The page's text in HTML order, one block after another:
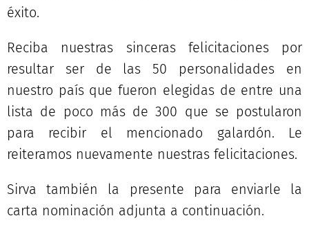
éxito.
Reciba nuestras sinceras felicitaciones por
resultar ser de las 50 personalidades en
nuestro país que fueron elegidas de entre una
lista de poco más de 300 que se postularon
para recibir el mencionado galardón. Le
reiteramos nuevamente nuestras felicitaciones.
Sirva también la presente para enviarle la
carta nominación adjunta a continuación.